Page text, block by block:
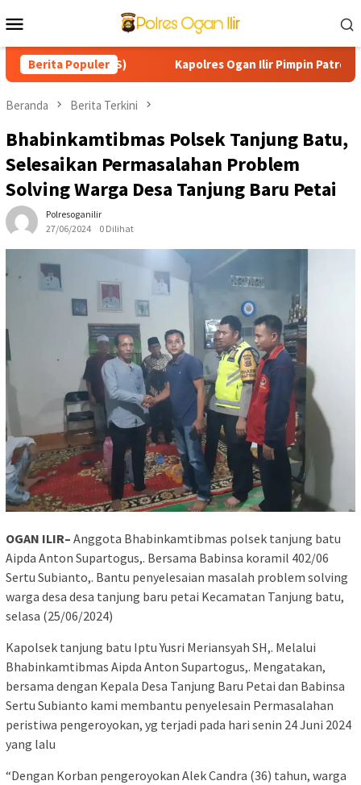
ke
Mobile
Berita Populer
(SMADES) Kapolres Ogan Ilir Pimpin Patroli Karhutla
Beranda Berita Terkini
Bhabinkamtibmas Polsek Tanjung Batu,
Selesaikan Permasalahan Problem
Solving Warga Desa Tanjung Baru Petai
Polresoganilir
27/06/2024
0 Dilihat
OGAN ILIR– Anggota Bhabinkamtibmas polsek tanjung batu
Aipda Anton Supartogus,. Bersama Babinsa koramil 402/06
Sertu Subianto,. Bantu penyelesaian masalah problem solving
warga desa desa tanjung baru petai Kecamatan Tanjung batu,
selasa (25/06/2024)
Kapolsek tanjung batu Iptu Yusri Meriansyah SH,. Melalui
Bhabinkamtibmas Aipda Anton Supartogus,. Mengatakan,
bersama dengan Kepala Desa Tanjung Baru Petai dan Babinsa
Sertu Subianto kami membantu penyelesain Permasalahan
peristiwa pengeroyokan, yg terjadi pada hari senin 24 Juni 2024
yang lalu
“Dengan Korban pengeroyokan Alek Candra (36) tahun, warga